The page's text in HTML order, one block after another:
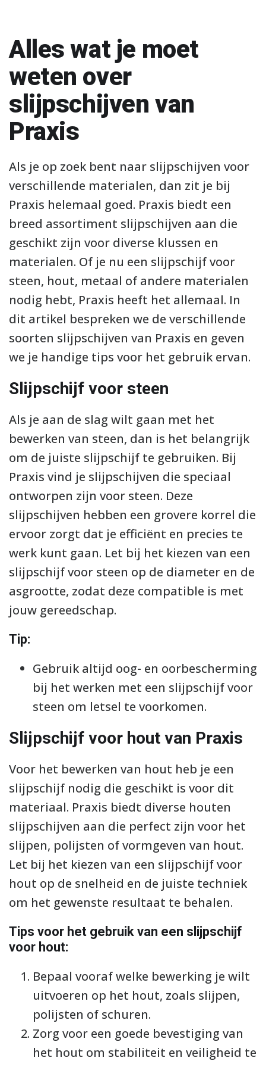
Alles wat je moet
weten over
slijpschijven van
Praxis
Als je op zoek bent naar slijpschijven voor
verschillende materialen, dan zit je bij
Praxis helemaal goed. Praxis biedt een
breed assortiment slijpschijven aan die
geschikt zijn voor diverse klussen en
materialen. Of je nu een slijpschijf voor
steen, hout, metaal of andere materialen
nodig hebt, Praxis heeft het allemaal. In
dit artikel bespreken we de verschillende
soorten slijpschijven van Praxis en geven
we je handige tips voor het gebruik ervan.
Slijpschijf voor steen
Als je aan de slag wilt gaan met het
bewerken van steen, dan is het belangrijk
om de juiste slijpschijf te gebruiken. Bij
Praxis vind je slijpschijven die speciaal
ontworpen zijn voor steen. Deze
slijpschijven hebben een grovere korrel die
ervoor zorgt dat je efficiënt en precies te
werk kunt gaan. Let bij het kiezen van een
slijpschijf voor steen op de diameter en de
asgrootte, zodat deze compatible is met
jouw gereedschap.
Tip:
Gebruik altijd oog- en oorbescherming
bij het werken met een slijpschijf voor
steen om letsel te voorkomen.
Slijpschijf voor hout van Praxis
Voor het bewerken van hout heb je een
slijpschijf nodig die geschikt is voor dit
materiaal. Praxis biedt diverse houten
slijpschijven aan die perfect zijn voor het
slijpen, polijsten of vormgeven van hout.
Let bij het kiezen van een slijpschijf voor
hout op de snelheid en de juiste techniek
om het gewenste resultaat te behalen.
Tips voor het gebruik van een slijpschijf
voor hout:
Bepaal vooraf welke bewerking je wilt
uitvoeren op het hout, zoals slijpen,
polijsten of schuren.
Zorg voor een goede bevestiging van
het hout om stabiliteit en veiligheid te